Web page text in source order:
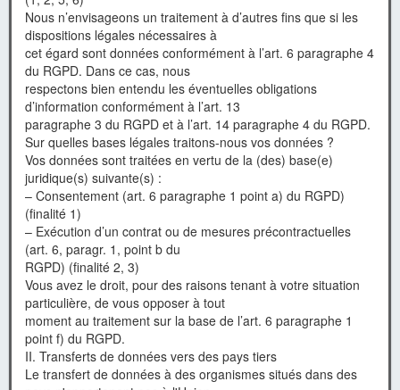
Nous n’envisageons un traitement à d’autres fins que si les
dispositions légales nécessaires à
cet égard sont données conformément à l’art. 6 paragraphe 4
du RGPD. Dans ce cas, nous
respectons bien entendu les éventuelles obligations
d’information conformément à l’art. 13
paragraphe 3 du RGPD et à l’art. 14 paragraphe 4 du RGPD.
Sur quelles bases légales traitons-nous vos données ?
Vos données sont traitées en vertu de la (des) base(e)
juridique(s) suivante(s) :
– Consentement (art. 6 paragraphe 1 point a) du RGPD)
(finalité 1)
– Exécution d’un contrat ou de mesures précontractuelles
(art. 6, paragr. 1, point b du
RGPD) (finalité 2, 3)
Vous avez le droit, pour des raisons tenant à votre situation
particulière, de vous opposer à tout
moment au traitement sur la base de l’art. 6 paragraphe 1
point f) du RGPD.
II. Transferts de données vers des pays tiers
Le transfert de données à des organismes situés dans des